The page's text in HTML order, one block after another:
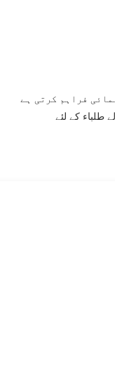
فراہم کرتی ہے
طلباء کے لئے